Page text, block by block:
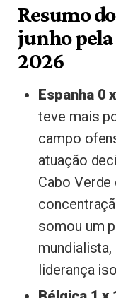
Resumo
junho pela
2026
Espanha 0
teve mais
campo
atuação
Cabo Verde
somou um
liderança